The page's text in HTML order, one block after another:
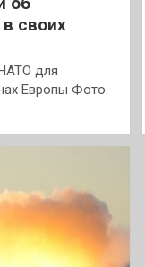
своих
для
Европы Фото: